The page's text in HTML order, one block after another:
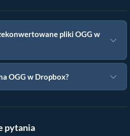
pliki OGG w
OGG w Dropbox?
pytania